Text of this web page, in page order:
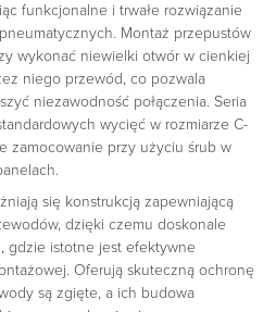
funkcjonalne i trwałe rozwiązanie
Montaż przepustów
wykonać niewielki otwór w cienkiej
niego przewód, co pozwala
niezawodność połączenia. Seria
wycięć w rozmiarze C-
zamocowanie przy użyciu śrub w
się konstrukcją zapewniającą
dzięki czemu doskonale
gdzie istotne jest efektywne
Oferują skuteczną ochronę
są zgięte, a ich budowa